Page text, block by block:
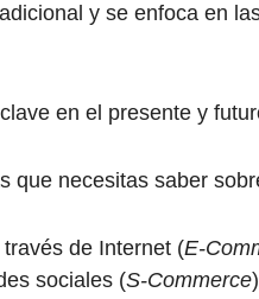
y se enfoca en
en el presente y
que necesitas saber
de Internet (E-
sociales (S-Commerce